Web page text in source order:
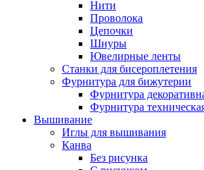
Нити
Проволока
Цепочки
Шнуры
Ювелирные ленты
Станки для бисероплетения
Фурнитура для бижутерии
Фурнитура
Фурнитура
Вышивание
Иглы для вышивания
Канва
Без рисунка